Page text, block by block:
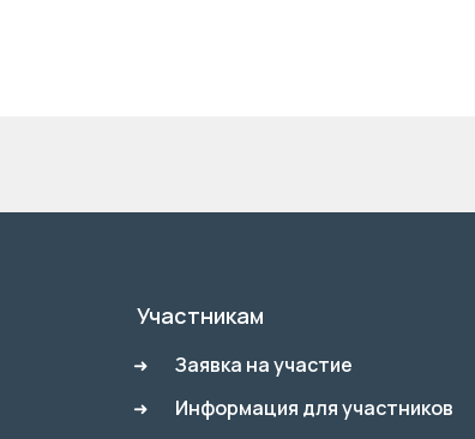
Участникам
Заявка на участие
Информация для участников